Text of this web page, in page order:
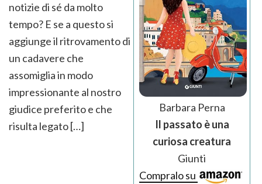
Barbara Perna
Il passato è una
curiosa creatura
Giunti
Compralo su
notizie di sé da molto
tempo? E se a questo si
aggiunge il ritrovamento di
un cadavere che
assomiglia in modo
impressionante al nostro
giudice preferito e che
risulta legato […]